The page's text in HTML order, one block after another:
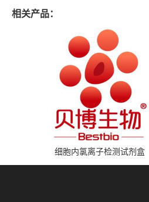
相关产品：
细胞内氯离子检测试剂盒